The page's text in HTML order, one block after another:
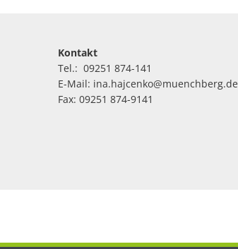
Kontakt
Tel.: 09251 874-141
E-Mail: ina.hajcenko@muenchberg.de
Fax: 09251 874-9141